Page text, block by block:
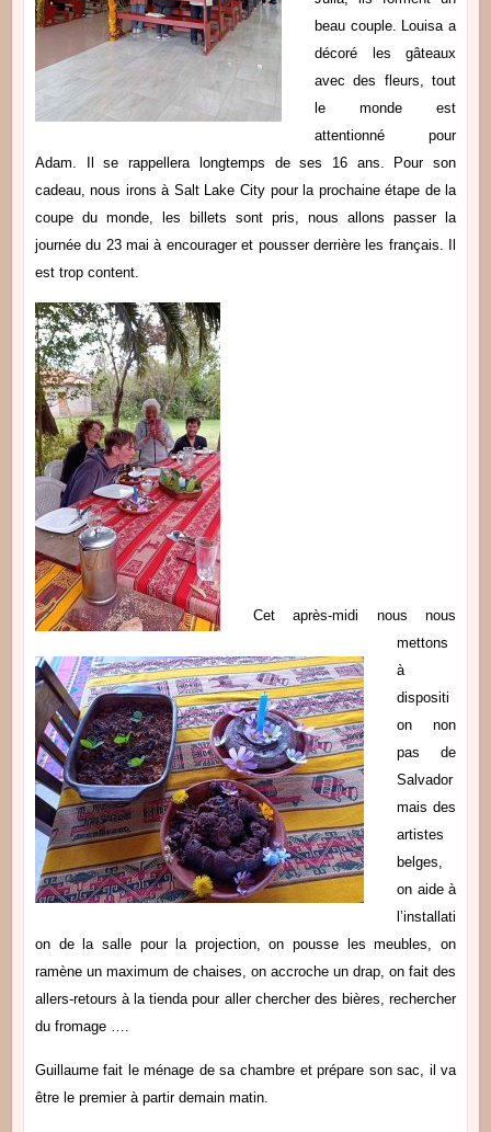
beau couple. Louisa a
décoré les gâteaux
avec des fleurs, tout
le monde est
attentionné pour
Adam. Il se rappellera longtemps de ses 16 ans. Pour son
cadeau, nous irons à Salt Lake City pour la prochaine étape de la
coupe du monde, les billets sont pris, nous allons passer la
journée du 23 mai à encourager et pousser derrière les français. Il
est trop content.
Cet après-midi nous nous
mettons
à
dispositi
on non
pas de
Salvador
mais des
artistes
belges,
on aide à
l’installati
on de la salle pour la projection, on pousse les meubles, on
ramène un maximum de chaises, on accroche un drap, on fait des
allers-retours à la tienda pour aller chercher des bières, rechercher
du fromage ….
Guillaume fait le ménage de sa chambre et prépare son sac, il va
être le premier à partir demain matin.